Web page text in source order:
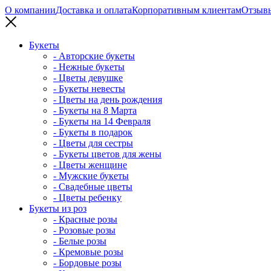
О компанииДоставка и оплатаКорпоративным клиентам
Букеты
- Авторские букеты
- Нежные букеты
- Цветы девушке
- Букеты невесты
- Цветы на день рождения
- Букеты на 8 Марта
- Букеты на 14 Февраля
- Букеты в подарок
- Цветы для сестры
- Букеты цветов для жены
- Цветы женщине
- Мужские букеты
- Свадебные цветы
- Цветы ребенку
Букеты из роз
- Красные розы
- Розовые розы
- Белые розы
- Кремовые розы
- Бордовые розы